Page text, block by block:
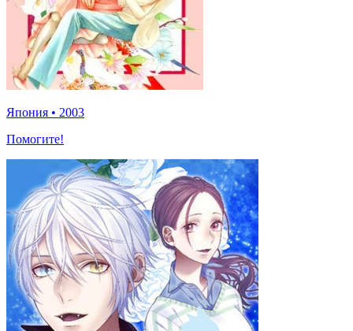
Япония • 2003
Помогите!